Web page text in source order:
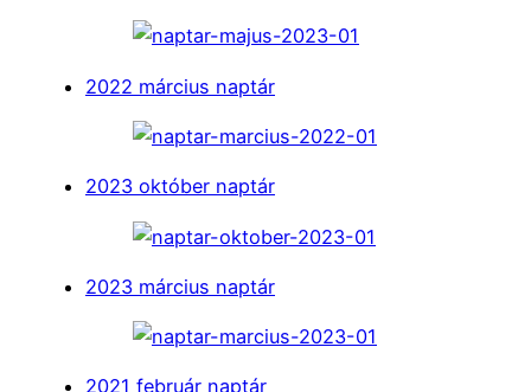
2022 március naptár
2023 október naptár
2023 március naptár
2021 február naptár